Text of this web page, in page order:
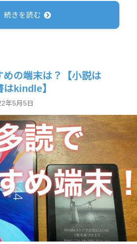
続きを読む
めの端末は？【小説は
kindle】
年5月5日